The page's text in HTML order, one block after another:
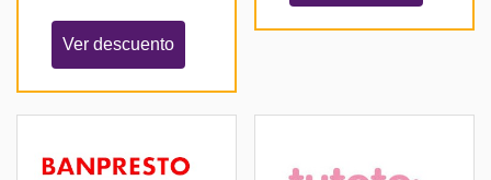
Ver descuento